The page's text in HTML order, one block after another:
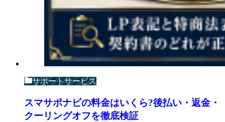
サポートサービス
スマサポナビの料金はいくら?後払い・返金・
クーリングオフを徹底検証